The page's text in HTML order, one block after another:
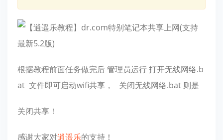
根据教程前面任务做完后 管理员运行 打开无线网络.b
at 文件即可启动wifi共享， 关闭无线网络.bat 则是
关闭共享！
感谢大家对逍遥乐的支持！